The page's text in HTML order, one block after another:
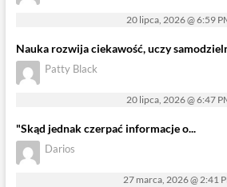
20 lipca, 2026 @ 6:59
Nauka rozwija ciekawość, uczy
Patty Black
20 lipca, 2026 @ 6:47
"Skąd jednak czerpać informacje o...
Darios
27 marca, 2026 @ 2:41